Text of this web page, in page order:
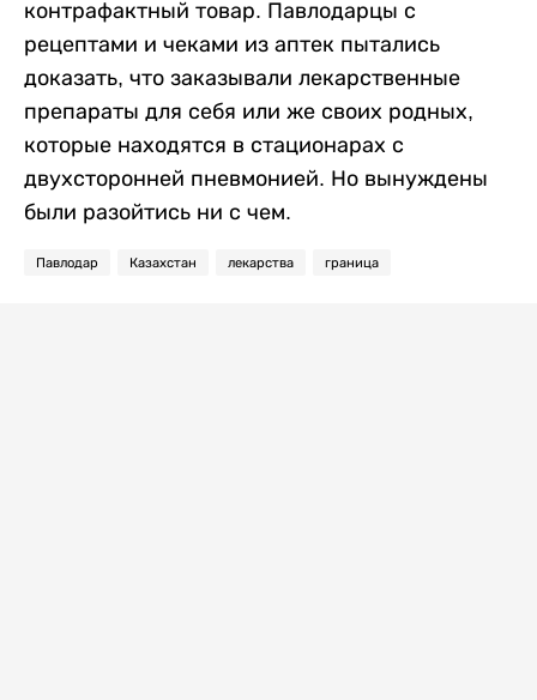
контрафактный товар. Павлодарцы с
рецептами и чеками из аптек пытались
доказать, что заказывали лекарственные
препараты для себя или же своих родных,
которые находятся в стационарах с
двухсторонней пневмонией. Но вынуждены
были разойтись ни с чем.
Павлодар Казахстан лекарства граница